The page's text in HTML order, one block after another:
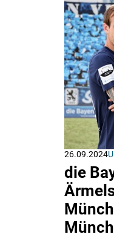
26.09.2024
die